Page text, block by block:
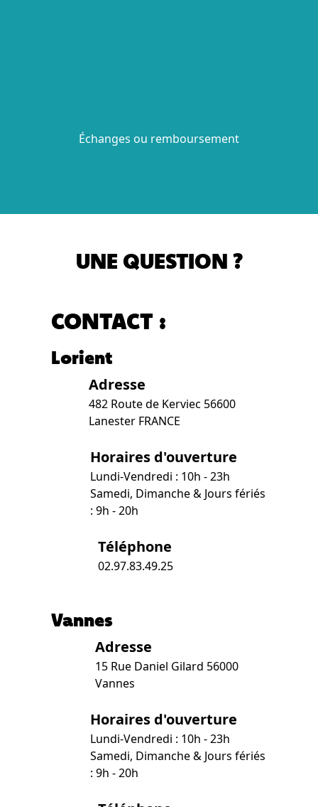
Échanges ou remboursement
UNE QUESTION ?
CONTACT :
Lorient
Adresse
482 Route de Kerviec 56600
Lanester FRANCE
Horaires d'ouverture
Lundi-Vendredi : 10h - 23h
Samedi, Dimanche & Jours fériés
: 9h - 20h
Téléphone
02.97.83.49.25
Vannes
Adresse
15 Rue Daniel Gilard 56000
Vannes
Horaires d'ouverture
Lundi-Vendredi : 10h - 23h
Samedi, Dimanche & Jours fériés
: 9h - 20h